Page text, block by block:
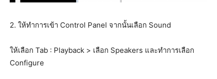
2. ให้ทำการเข้า Control Panel จากนั้นเลือก Sound
ให้เลือก Tab : Playback > เลือก Speakers และทำการเลือก
Configure